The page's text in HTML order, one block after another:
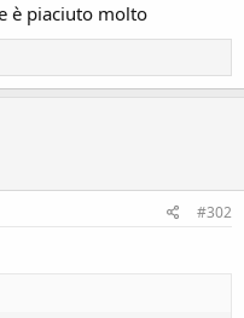
è piaciuto molto
#302